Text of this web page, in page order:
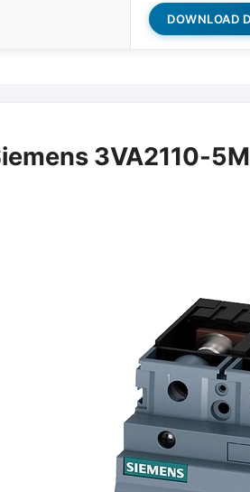
DOWNLOAD
3VA2110-